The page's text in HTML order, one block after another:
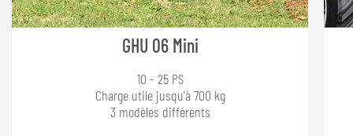
GHU 06 Mini
10 - 25 PS
Charge utile jusqu'à 700 kg
3 modèles différents